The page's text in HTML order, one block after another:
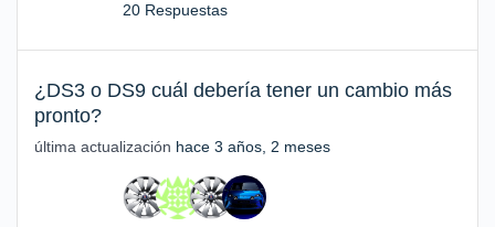
20 Respuestas
¿DS3 o DS9 cuál debería tener un cambio más
pronto?
última actualización hace 3 años, 2 meses